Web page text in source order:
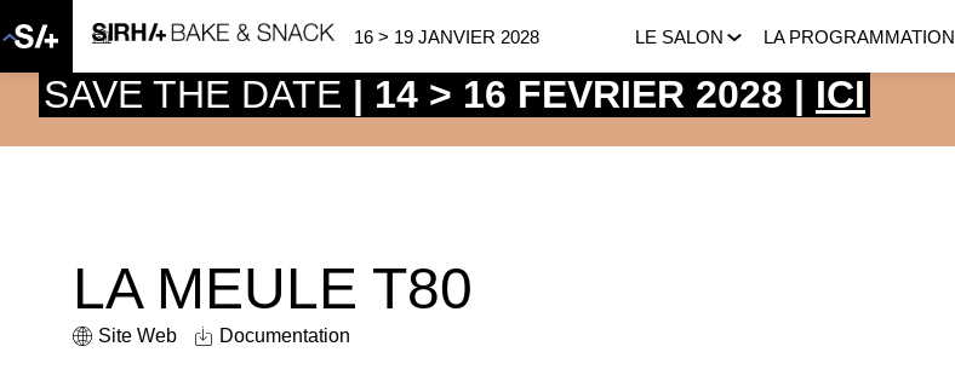
16 > 19 JANVIER 2028 LE SALON LA PROGRAMMATION
LA MEULE T80
Site Web Documentation
SAVE THE DATE | 14 > 16 FEVRIER 2028 | ICI